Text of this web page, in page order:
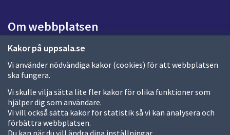
Kakor på uppsala.se
Vi använder nödvändiga kakor (cookies) för att webbplatsen
ska fungera.
Vi skulle vilja sätta lite fler kakor för olika funktioner som
hjälper dig som användare.
Vi vill också sätta kakor för statistik så vi kan analysera och
förbättra webbplatsen.
Du kan när du vill ändra dina inställningar.
d
a
Om webbplatsen
Om webbplatsen
Allmänna handlingar och diarium
Behandling av personuppgifter
Kakor
Språk (other languages)